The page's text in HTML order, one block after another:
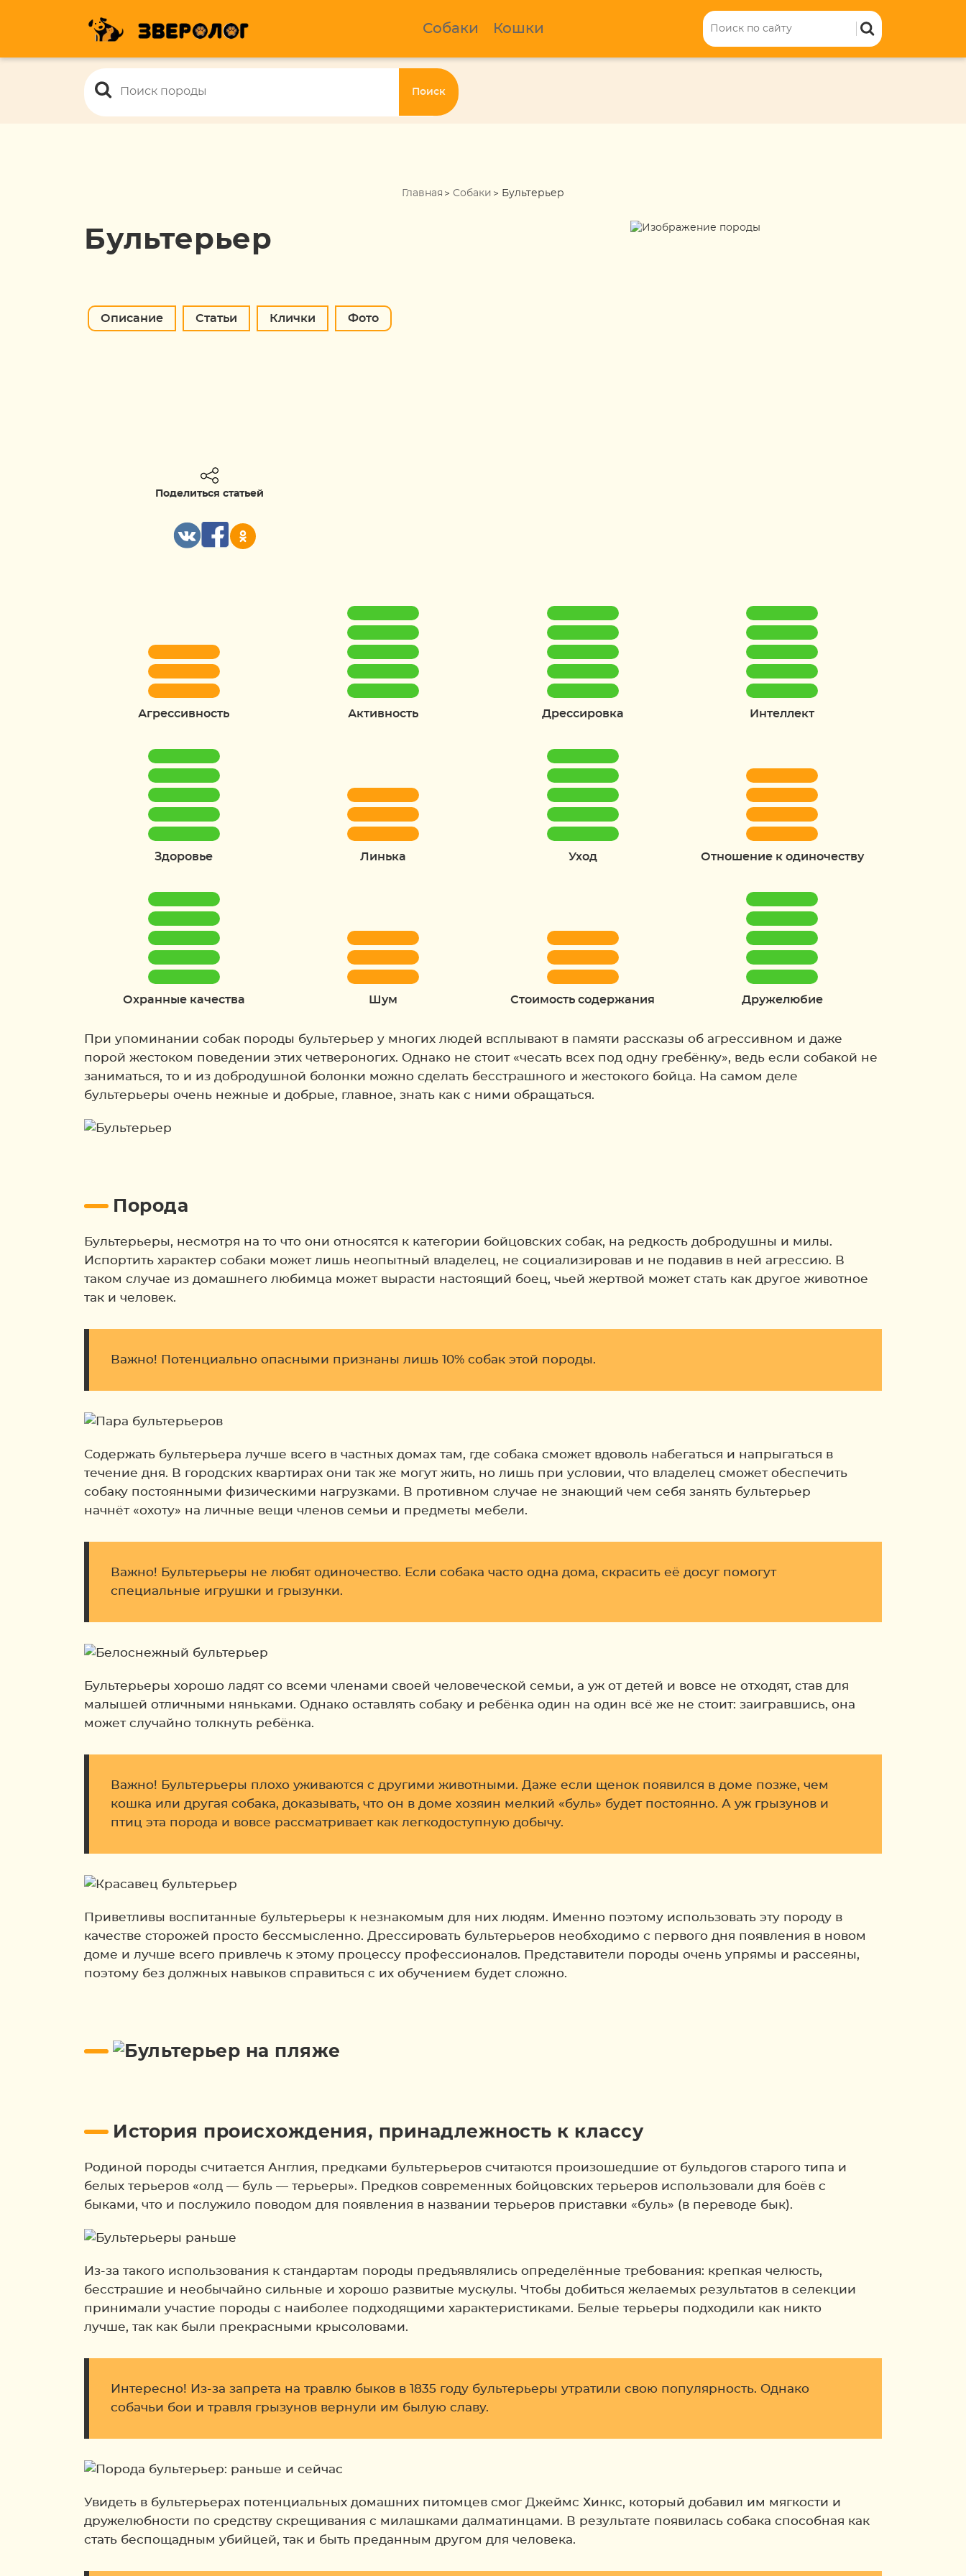
Собаки Кошки
Поиск
Главная Собаки Бультерьер
Бультерьер
Описание Статьи Клички Фото
Поделиться статьей
Агрессивность Активность Дрессировка Интеллект
Здоровье Линька Уход Отношение к одиночеству
Охранные качества Шум Стоимость содержания Дружелюбие
При упоминании собак породы бультерьер у многих людей всплывают в памяти рассказы об агрессивном и даже
порой жестоком поведении этих четвероногих. Однако не стоит «чесать всех под одну гребёнку», ведь если собакой не
заниматься, то и из добродушной болонки можно сделать бесстрашного и жестокого бойца. На самом деле
бультерьеры очень нежные и добрые, главное, знать как с ними обращаться.
Порода
Бультерьеры, несмотря на то что они относятся к категории бойцовских собак, на редкость добродушны и милы.
Испортить характер собаки может лишь неопытный владелец, не социализировав и не подавив в ней агрессию. В
таком случае из домашнего любимца может вырасти настоящий боец, чьей жертвой может стать как другое животное
так и человек.
Важно! Потенциально опасными признаны лишь 10% собак этой породы.
Содержать бультерьера лучше всего в частных домах там, где собака сможет вдоволь набегаться и напрыгаться в
течение дня. В городских квартирах они так же могут жить, но лишь при условии, что владелец сможет обеспечить
собаку постоянными физическими нагрузками. В противном случае не знающий чем себя занять бультерьер
начнёт «охоту» на личные вещи членов семьи и предметы мебели.
Важно! Бультерьеры не любят одиночество. Если собака часто одна дома, скрасить её досуг помогут
специальные игрушки и грызунки.
Бультерьеры хорошо ладят со всеми членами своей человеческой семьи, а уж от детей и вовсе не отходят, став для
малышей отличными няньками. Однако оставлять собаку и ребёнка один на один всё же не стоит: заигравшись, она
может случайно толкнуть ребёнка.
Важно! Бультерьеры плохо уживаются с другими животными. Даже если щенок появился в доме позже, чем
кошка или другая собака, доказывать, что он в доме хозяин мелкий «буль» будет постоянно. А уж грызунов и
птиц эта порода и вовсе рассматривает как легкодоступную добычу.
Приветливы воспитанные бультерьеры к незнакомым для них людям. Именно поэтому использовать эту породу в
качестве сторожей просто бессмысленно. Дрессировать бультерьеров необходимо с первого дня появления в новом
доме и лучше всего привлечь к этому процессу профессионалов. Представители породы очень упрямы и рассеяны,
поэтому без должных навыков справиться с их обучением будет сложно.
История происхождения, принадлежность к классу
Родиной породы считается Англия, предками бультерьеров считаются произошедшие от бульдогов старого типа и
белых терьеров «олд — буль — терьеры». Предков современных бойцовских терьеров использовали для боёв с
быками, что и послужило поводом для появления в названии терьеров приставки «буль» (в переводе бык).
Из-за такого использования к стандартам породы предъявлялись определённые требования: крепкая челюсть,
бесстрашие и необычайно сильные и хорошо развитые мускулы. Чтобы добиться желаемых результатов в селекции
принимали участие породы с наиболее подходящими характеристиками. Белые терьеры подходили как никто
лучше, так как были прекрасными крысоловами.
Интересно! Из-за запрета на травлю быков в 1835 году бультерьеры утратили свою популярность. Однако
собачьи бои и травля грызунов вернули им былую славу.
Увидеть в бультерьерах потенциальных домашних питомцев смог Джеймс Хинкс, который добавил им мягкости и
дружелюбности по средству скрещивания с милашками далматинцами. В результате появилась собака способная как
стать беспощадным убийцей, так и быть преданным другом для человека.